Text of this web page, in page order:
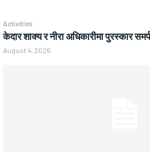
Activities
केदार शाक्य र नीरा अधिकारीमा पुरस्कार
August 4, 2026